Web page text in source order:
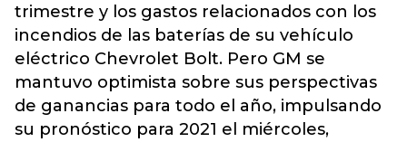
trimestre y los gastos relacionados con los
incendios de las baterías de su vehículo
eléctrico Chevrolet Bolt. Pero GM se
mantuvo optimista sobre sus perspectivas
de ganancias para todo el año, impulsando
su pronóstico para 2021 el miércoles,